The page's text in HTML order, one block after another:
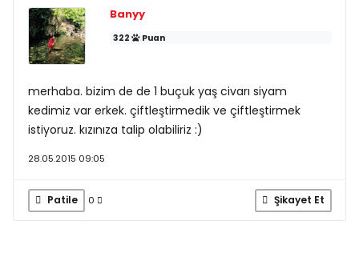
Banyy
322 Puan
merhaba. bizim de de 1 buçuk yaş civarı siyam
kedimiz var erkek. çiftleştirmedik ve çiftleştirmek
istiyoruz. kızınıza talip olabiliriz :)
28.05.2015 09:05
Patile 0 Şikayet Et